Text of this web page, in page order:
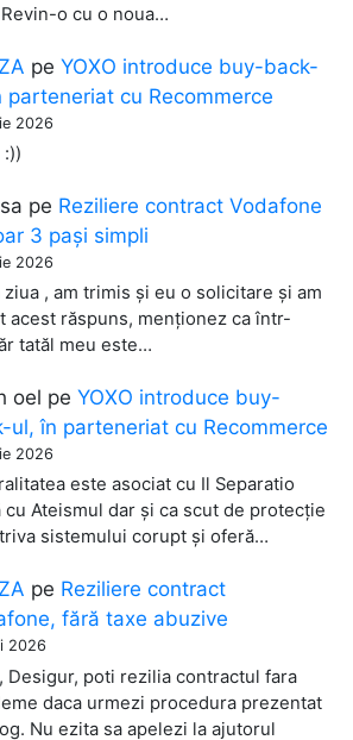
o cu o noua…
peYOXO introduce buy-back-
parteneriat cu Recommerce
2026
pe Reziliere contract Vodafone
3 pași simpli
2026
ziua , am trimis și eu o solicitare și am
acest răspuns, menționez ca într-
tatăl meu este…
oel peYOXO introduce buy-
ul, în parteneriat cu Recommerce
2026
este asociat cu Il Separatio
cu Ateismul dar și ca scut de protecție
sistemului corupt și oferă…
pe Reziliere contract
fără taxe abuzive
2026
Desigur, poti rezilia contractul fara
daca urmezi procedura prezentat
Nu ezita sa apelezi la ajutorul